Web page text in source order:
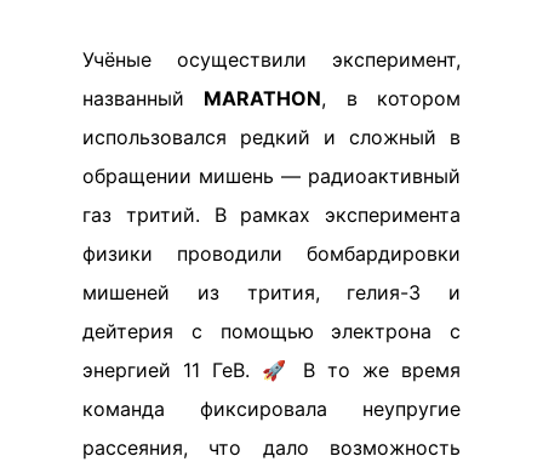
Учёные осуществили эксперимент,
названный MARATHON, в котором
использовался редкий и сложный в
обращении мишень — радиоактивный
газ тритий. В рамках эксперимента
физики проводили бомбардировки
мишеней из трития, гелия-3 и
дейтерия с помощью электрона с
энергией 11 ГеВ. 🚀 В то же время
команда фиксировала неупругие
рассеяния, что дало возможность